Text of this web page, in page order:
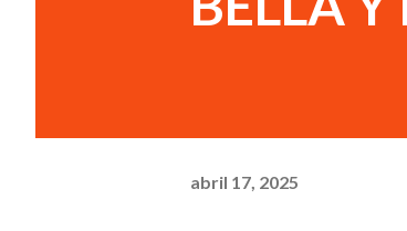
abril 17, 2025